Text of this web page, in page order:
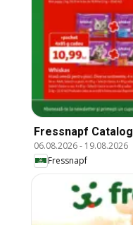
Fressnapf Catalog
06.08.2026- 19.08.2026
Fressnapf